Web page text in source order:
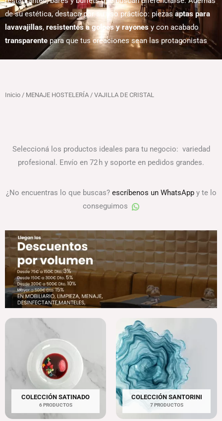
de su estética, destaca por su uso práctico: piezasaptas para
lavavajillas, resistentes a golpes y rayonesy con acabado
transparente para que tus creaciones sean las protagonistas
Inicio / MENAJE HOSTELERÍA / VAJILLA DE CRISTAL
Seleccioná los productos ideales para tu negocio: variedad
profesional. Envío en 72 h y soporte en pedidos grandes.
¿No encuentras lo que buscas? escríbenos un WhatsAppy te lo
conseguimos
COLECCIÓN SATINADO
6 PRODUCTOS
COLECCIÓN SANTORINI
7 PRODUCTOS